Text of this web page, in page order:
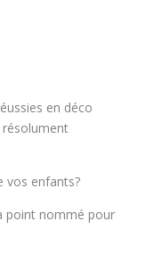
en déco
résolument
vos enfants?
point nommé pour